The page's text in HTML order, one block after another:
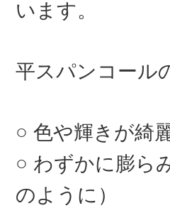
います。
平スパンコール
色や輝きが綺
わずかに膨ら
のように）